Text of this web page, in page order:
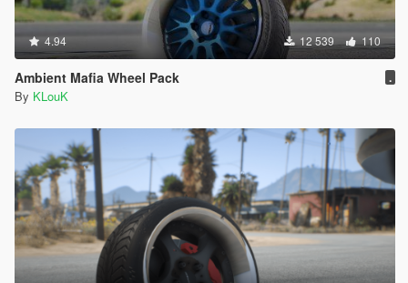
4.94 12 539 110
Ambient Mafia Wheel Pack .
By KLouK